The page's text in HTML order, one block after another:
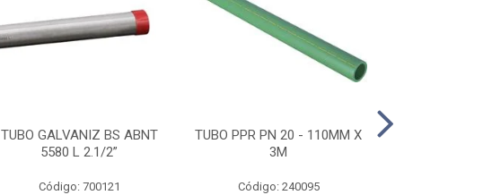
TUBO GALVANIZ BS ABNT
5580 L 2.1/2”
Código: 700121
TUBO PPR PN 20 - 110MM X
3M
Código: 240095